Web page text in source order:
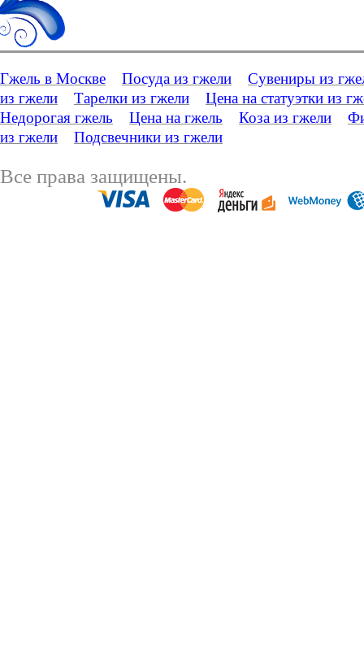
Гжель в Москве Посуда из гжели
Сувениры из
из гжели
Тарелки из гжели
Цена на статуэтки из
Недорогая гжель
Цена на гжель Коза из гжели
из гжели
Подсвечники из гжели
Все права защищены.